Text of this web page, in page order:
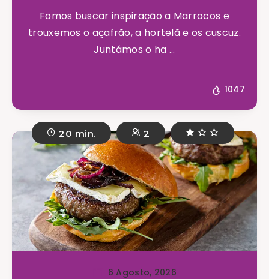
Fomos buscar inspiração a Marrocos e
trouxemos o açafrão, a hortelã e os cuscuz.
Juntámos o ha ...
1047
20 min. 2
6 Agosto, 2026